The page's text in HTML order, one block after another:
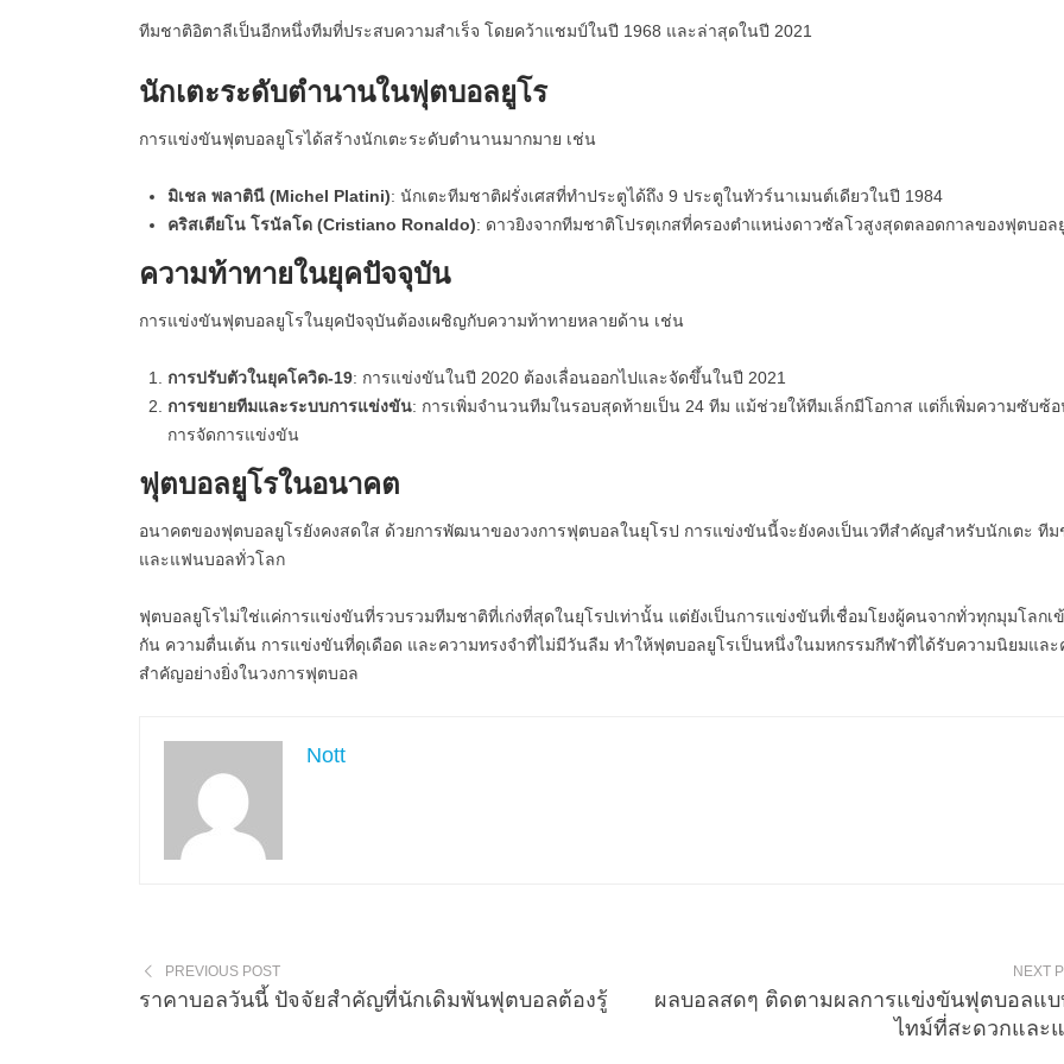
ทีมชาติอิตาลีเป็นอีกหนึ่งทีมที่ประสบความสำเร็จ โดยคว้าแชมป์ในปี 1968 และล่าสุดในปี 2021
นักเตะระดับตำนานในฟุตบอลยูโร
การแข่งขันฟุตบอลยูโรได้สร้างนักเตะระดับตำนานมากมาย เช่น
มิเชล พลาตินี (Michel Platini): นักเตะทีมชาติฝรั่งเศสที่ทำประตูได้ถึง 9 ประตูในทัวร์นาเมนต์เดียวในปี 1984
คริสเตียโน โรนัลโด (Cristiano Ronaldo): ดาวยิงจากทีมชาติโปรตุเกสที่ครองตำแหน่งดาวซัลโวสูงสุดตลอดกาลของฟุตบอล
ความท้าทายในยุคปัจจุบัน
การแข่งขันฟุตบอลยูโรในยุคปัจจุบันต้องเผชิญกับความท้าทายหลายด้าน เช่น
การปรับตัวในยุคโควิด-19: การแข่งขันในปี 2020 ต้องเลื่อนออกไปและจัดขึ้นในปี 2021
การขยายทีมและระบบการแข่งขัน: การเพิ่มจำนวนทีมในรอบสุดท้ายเป็น 24 ทีม แม้ช่วยให้ทีมเล็กมีโอกาส แต่ก็เพิ่มความซับซ้
การจัดการแข่งขัน
ฟุตบอลยูโรในอนาคต
อนาคตของฟุตบอลยูโรยังคงสดใส ด้วยการพัฒนาของวงการฟุตบอลในยุโรป การแข่งขันนี้จะยังคงเป็นเวทีสำคัญสำหรับนักเตะ ทีม
และแฟนบอลทั่วโลก
ฟุตบอลยูโรไม่ใช่แค่การแข่งขันที่รวบรวมทีมชาติที่เก่งที่สุดในยุโรปเท่านั้น แต่ยังเป็นการแข่งขันที่เชื่อมโยงผู้คนจากทั่วทุกมุมโลกเ
กัน ความตื่นเต้น การแข่งขันที่ดุเดือด และความทรงจำที่ไม่มีวันลืม ทำให้ฟุตบอลยูโรเป็นหนึ่งในมหกรรมกีฬาที่ได้รับความนิยมและ
สำคัญอย่างยิ่งในวงการฟุตบอล
Nott
PREVIOUS POST
ราคาบอลวันนี้ ปัจจัยสำคัญที่นักเดิมพันฟุตบอลต้องรู้
NEXT
ผลบอลสดๆ ติดตามผลการแข่งขันฟุตบอลแบ
ไทม์ที่สะดวกและ